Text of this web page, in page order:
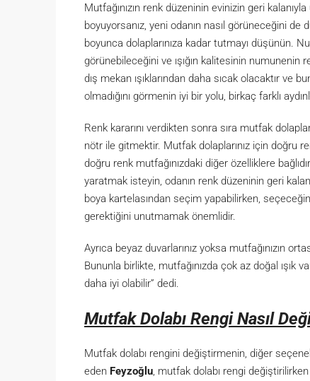
Mutfağınızın renk düzeninin evinizin geri
boyuyorsanız, yeni odanın nasıl görüneceğini
boyunca dolaplarınıza kadar tutmayı düşünün.
görünebileceğini ve ışığın kalitesinin numunenin
dış mekan ışıklarından daha sıcak olacaktır ve
olmadığını görmenin iyi bir yolu, birkaç farklı
Renk kararını verdikten sonra sıra mutfak
nötr ile gitmektir. Mutfak dolaplarınız için doğru
doğru renk mutfağınızdaki diğer özelliklere
yaratmak isteyin, odanın renk düzeninin geri
boya kartelasından seçim yapabilirken,
gerektiğini unutmamak önemlidir.
Ayrıca beyaz duvarlarınız yoksa mutfağınızın
Bununla birlikte, mutfağınızda çok az doğal
daha iyi olabilir” dedi.
Mutfak Dolabı Rengi Nasıl
Mutfak dolabı rengini değiştirmenin, diğer
eden Feyzoğlu, mutfak dolabı rengi değiştirilirken